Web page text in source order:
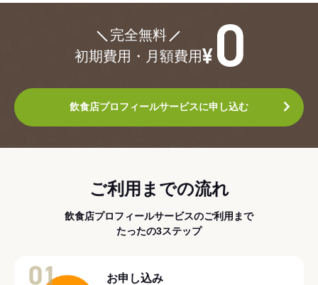
完全無料
初期費用・月額費用
飲食店プロフィールサービスに申し込む
ご利用までの流れ
飲食店プロフィールサービスのご利用まで
たったの3ステップ
お申し込み